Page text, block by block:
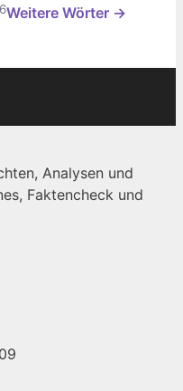
Weitere Wörter →
Analysen und
Faktencheck und